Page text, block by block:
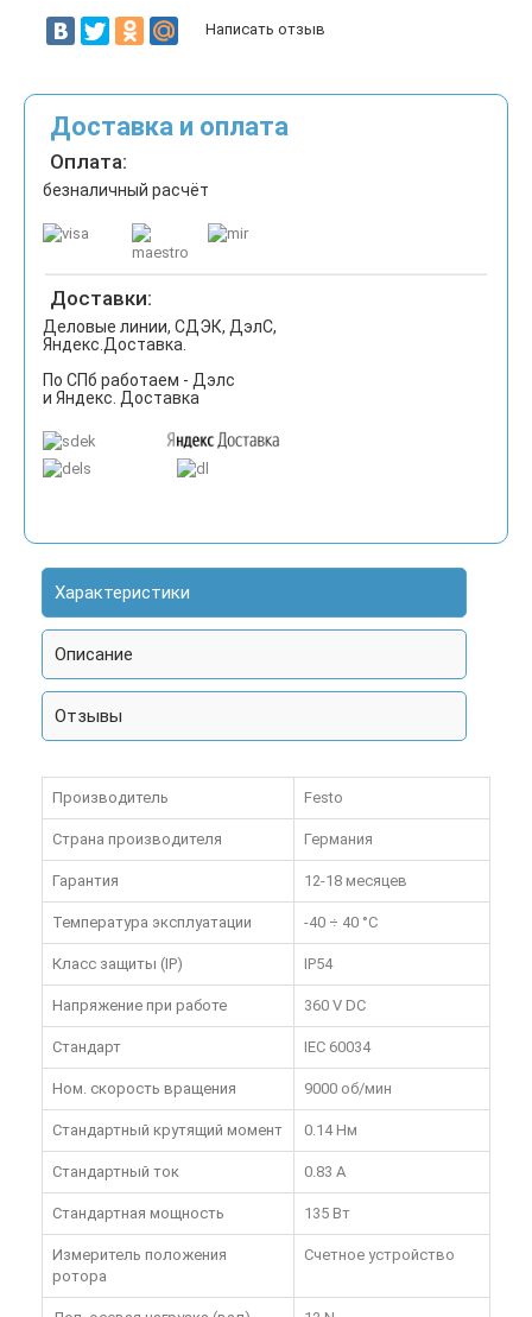
Написать отзыв
Доставка и оплата
Оплата:
безналичный расчёт
Доставки:
Деловые линии, СДЭК, ДэлС,
Яндекс.Доставка.
По СПб работаем - Дэлс
и Яндекс. Доставка
Характеристики
Описание
Отзывы
Производитель Festo
Страна производителя Германия
Гарантия 12-18 месяцев
Температура эксплуатации -40 ÷ 40 °C
Класс защиты (IP) IP54
Напряжение при работе 360 V DC
Стандарт IEC 60034
Ном. скорость вращения 9000 об/мин
Стандартный крутящий момент 0.14 Нм
Стандартный ток 0.83 A
Стандартная мощность 135 Вт
Измеритель положения
ротора
Счетное устройство